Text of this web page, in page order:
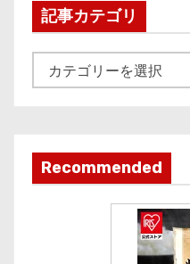
v
記事カテゴリ
事
ゴ
リ
Recommended